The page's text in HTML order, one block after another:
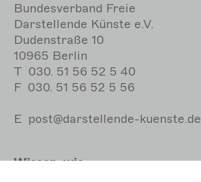
Bundesverband Freie
Darstellende Künste e.V.
Dudenstraße 10
10965 Berlin
T 030. 51 56 52 5 40
F 030. 51 56 52 5 56
E post@darstellende-kuenste.de
Wissen, wie